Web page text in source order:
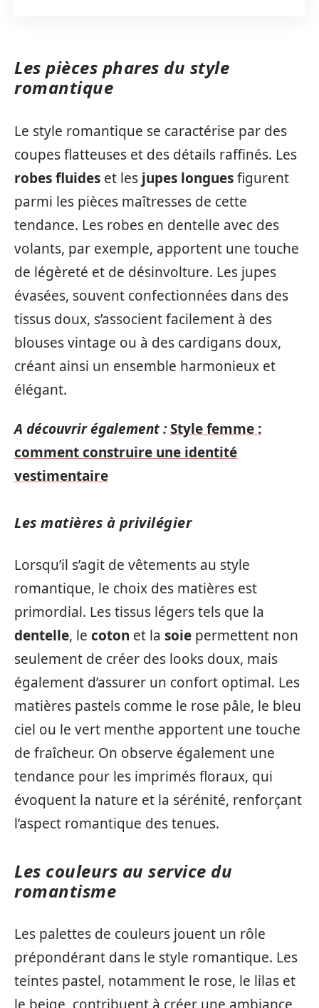
Les pièces phares du style
romantique
Le style romantique se caractérise par des
coupes flatteuses et des détails raffinés. Les
robes fluides et les jupes longuesfigurent
parmi les pièces maîtresses de cette
tendance. Les robes en dentelle avec des
volants, par exemple, apportent une touche
de légèreté et de désinvolture. Les jupes
évasées, souvent confectionnées dans des
tissus doux, s’associent facilement à des
blouses vintage ou à des cardigans doux,
créant ainsi un ensemble harmonieux et
élégant.
A découvrir également :Style femme :
comment construire une identité
vestimentaire
Les matières à privilégier
Lorsqu’il s’agit de vêtements au style
romantique, le choix des matières est
primordial. Les tissus légers tels que la
dentelle, le coton et la soie permettent non
seulement de créer des looks doux, mais
également d’assurer un confort optimal. Les
matières pastels comme le rose pâle, le bleu
ciel ou le vert menthe apportent une touche
de fraîcheur. On observe également une
tendance pour les imprimés floraux, qui
évoquent la nature et la sérénité, renforçant
l’aspect romantique des tenues.
Les couleurs au service du
romantisme
Les palettes de couleurs jouent un rôle
prépondérant dans le style romantique. Les
teintes pastel, notamment le rose, le lilas et